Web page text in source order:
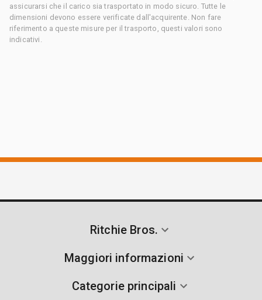
assicurarsi che il carico sia trasportato in modo sicuro. Tutte le
dimensioni devono essere verificate dall'acquirente. Non fare
riferimento a queste misure per il trasporto, questi valori sono
indicativi.
Ritchie Bros.
Maggiori informazioni
Categorie principali